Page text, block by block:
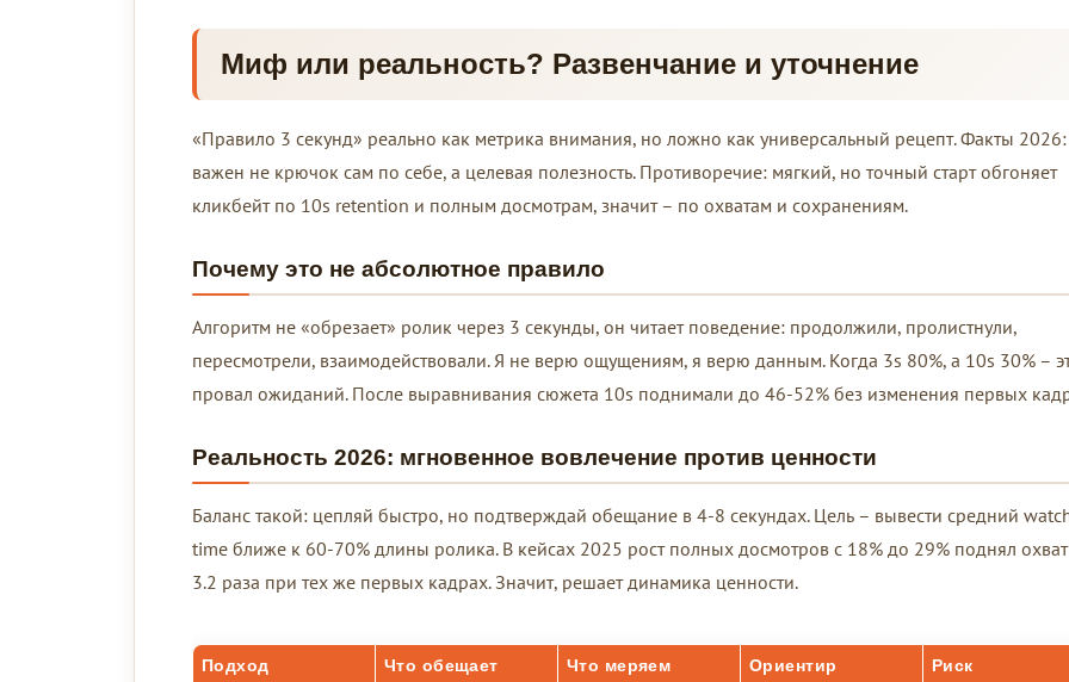
Миф или реальность? Развенчание и уточнение
«Правило 3 секунд» реально как метрика внимания, но ложно как универсальный рецепт. Факты 2026:
важен не крючок сам по себе, а целевая полезность. Противоречие: мягкий, но точный старт обгоняет
кликбейт по 10s retention и полным досмотрам, значит – по охватам и сохранениям.
Почему это не абсолютное правило
Алгоритм не «обрезает» ролик через 3 секунды, он читает поведение: продолжили, пролистнули,
пересмотрели, взаимодействовали. Я не верю ощущениям, я верю данным. Когда 3s 80%, а 10s 30% –
провал ожиданий. После выравнивания сюжета 10s поднимали до 46-52% без изменения первых
Реальность 2026: мгновенное вовлечение против ценности
Баланс такой: цепляй быстро, но подтверждай обещание в 4-8 секундах. Цель – вывести средний
time ближе к 60-70% длины ролика. В кейсах 2025 рост полных досмотров с 18% до 29% поднял
3.2 раза при тех же первых кадрах. Значит, решает динамика ценности.
Подход Что обещает Что меряем Ориентир Риск